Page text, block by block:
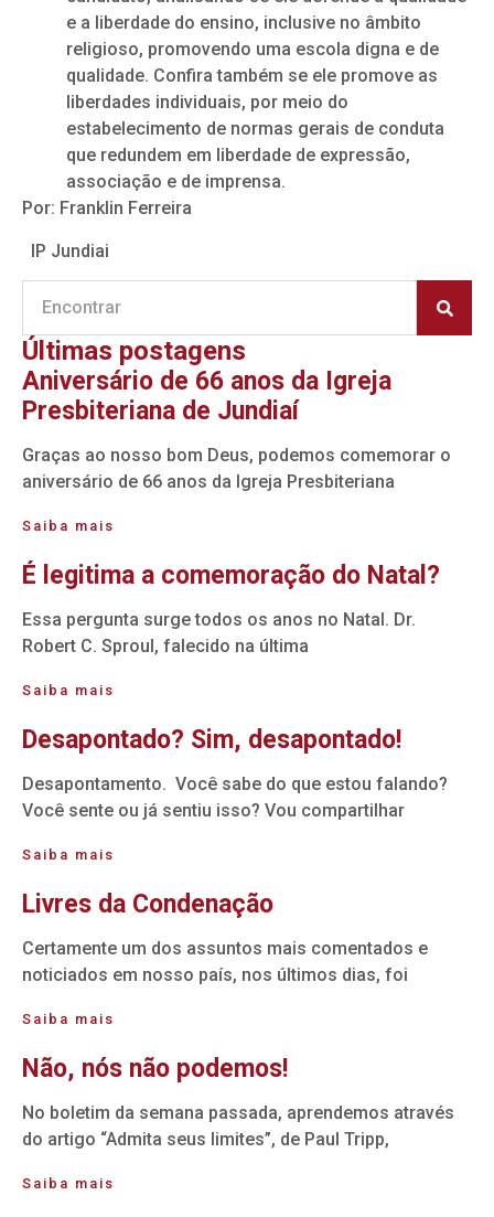
e a liberdade do ensino, inclusive no âmbito
religioso, promovendo uma escola digna e de
qualidade. Confira também se ele promove as
liberdades individuais, por meio do
estabelecimento de normas gerais de conduta
que redundem em liberdade de expressão,
associação e de imprensa.
Por: Franklin Ferreira
IP Jundiai
Últimas postagens
Aniversário de 66 anos da Igreja
Presbiteriana de Jundiaí
Graças ao nosso bom Deus, podemos comemorar o
aniversário de 66 anos da Igreja Presbiteriana
Saiba mais
É legitima a comemoração do Natal?
Essa pergunta surge todos os anos no Natal. Dr.
Robert C. Sproul, falecido na última
Saiba mais
Desapontado? Sim, desapontado!
Desapontamento. Você sabe do que estou falando?
Você sente ou já sentiu isso? Vou compartilhar
Saiba mais
Livres da Condenação
Certamente um dos assuntos mais comentados e
noticiados em nosso país, nos últimos dias, foi
Saiba mais
Não, nós não podemos!
No boletim da semana passada, aprendemos através
do artigo “Admita seus limites”, de Paul Tripp,
Saiba mais